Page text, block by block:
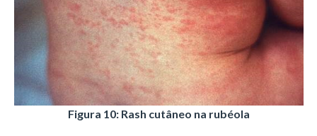
Figura 10: Rash cutâneo na rubéola